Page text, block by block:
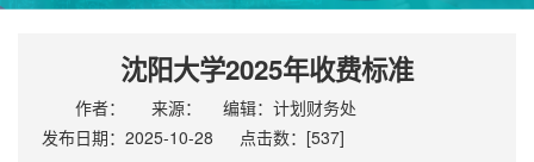
沈阳大学2025年收费标准
作者： 来源：
编辑：计划财务处
发布日期：2025-10-28
点击数：[537]